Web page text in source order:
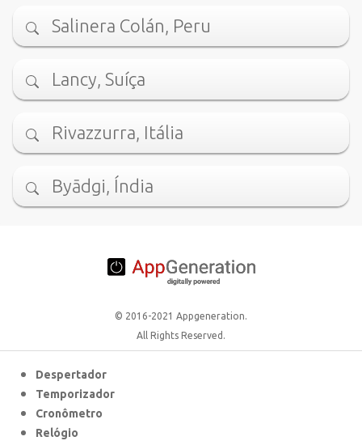
Salinera Colán, Peru
Lancy, Suíça
Rivazzurra, Itália
Byādgi, Índia
© 2016-2021 Appgeneration.
All Rights Reserved.
Despertador
Temporizador
Cronômetro
Relógio